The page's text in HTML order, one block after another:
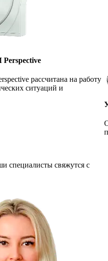
Perspective
рассчитана на работу
ситуаций и
специалисты свяжутся с